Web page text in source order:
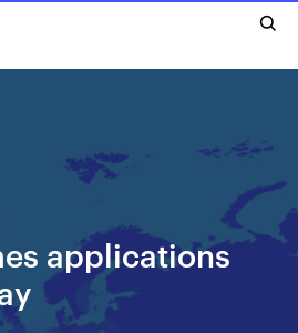
applications